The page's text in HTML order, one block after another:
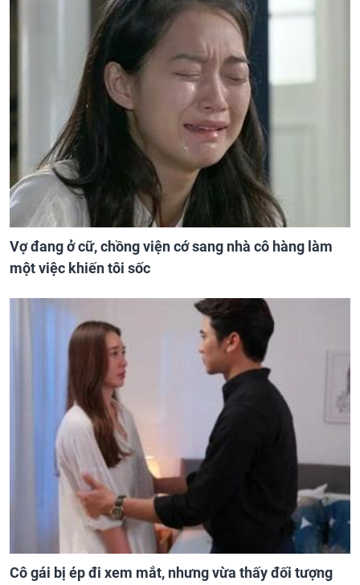
Vợ đang ở cữ, chồng viện cớ sang nhà cô hàng làm
một việc khiến tôi sốc
Cô gái bị ép đi xem mắt, nhưng vừa thấy đối tượng